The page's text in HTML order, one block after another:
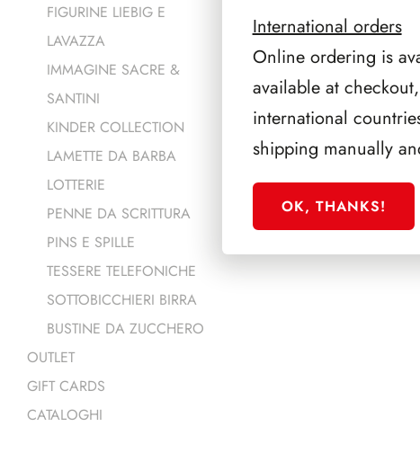
237/4
PRODOTTI
FIGURINE LIEBIG E
LAVAZZA
IMMAGINE SACRE &
SANTINI
KINDER COLLECTION
LAMETTE DA BARBA
LOTTERIE
PENNE DA SCRITTURA
PINS E SPILLE
TESSERE TELEFONICHE
SOTTOBICCHIERI BIRRA
BUSTINE DA ZUCCHERO
OUTLET
GIFT CARDS
CATALOGHI
International orders
Online ordering is
available at
international
shipping manually
OK, THANKS!